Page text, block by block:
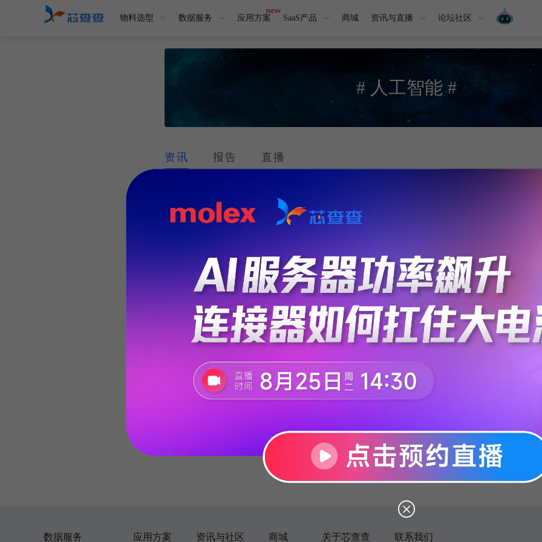
物料选型 数据服务 应用方案 SaaS产品 商城 资讯与直播 论坛社区
# 人工智能 #
资讯 报告 直播
没有找到相关信息
数据服务 应用方案 资讯与社区 商城 关于芯查查 联系我们